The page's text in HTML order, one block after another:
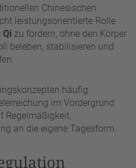
Chinesischen
leistungsorientierte Rolle
Qi zu fördern, ohne den Körper
beleben, stabilisieren und
häufig
im Vordergrund
Regelmäßigkeit,
an die eigene Tagesform.